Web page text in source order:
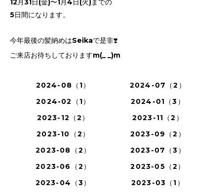
12月31日(金)〜1月4日(火)までの
5日間になります。
今年最後の髪納めはSeikaで是非❣️
ご来店お待ちしておりますm(_ _)m
2024-08（1）
2024-07（2）
2024-02（1）
2024-01（3）
2023-12（2）
2023-11（2）
2023-10（2）
2023-09（2）
2023-08（2）
2023-07（3）
2023-06（2）
2023-05（2）
2023-04（3）
2023-03（1）